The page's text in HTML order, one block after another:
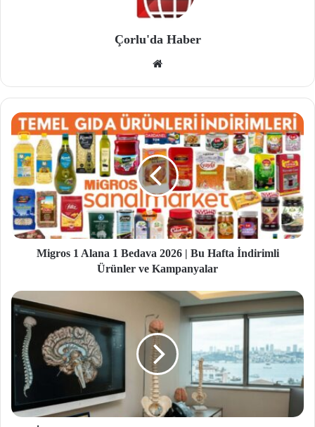
Çorlu'da Haber
site
si
Migros 1 Alana 1 Bedava 2026 | Bu Hafta İndirimli
Ürünler ve Kampanyalar